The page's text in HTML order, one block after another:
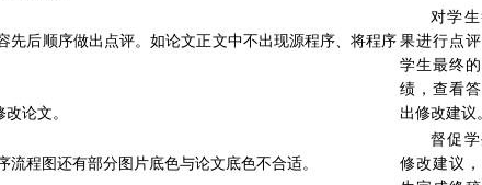
先后顺序做出点评。如论文正文中不出现源程序、将程序
论文。
对学
果进行点
学生最终
绩，查看
出修改建议。
流程图还有部分图片底色与论文底色不合适。
督促
修改建议